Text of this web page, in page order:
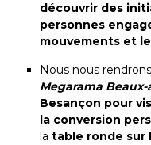
découvrir des
personnes
mouvements et
Nous nous
Megarama
Besançon pour
la conversion
la table ronde sur